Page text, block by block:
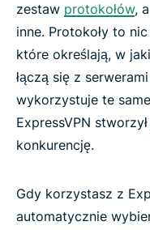
zestaw protokołów,
inne. Protokoły to
które określają, w
łączą się z
wykorzystuje te
ExpressVPN stworzył
konkurencję.
Gdy korzystasz z
automatycznie